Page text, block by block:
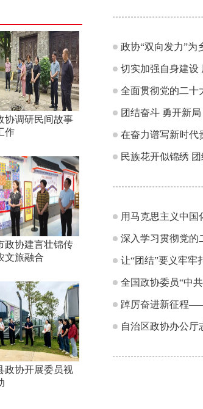
协调研民间故事
作
政协建言壮锦传
文旅融合
政协开展委员视
政协“双向发力”为
切实加强自身建设
全面贯彻党的二十
团结奋斗 勇开新
在奋力谱写新时代
民族花开似锦绣
用马克思主义中国
深入学习贯彻党的
让“团结”要义牢牢
全国政协委员“中
踔厉奋进新征程
自治区政协办公厅